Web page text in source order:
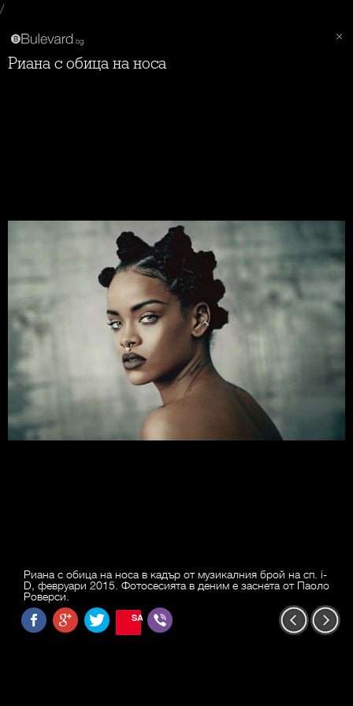
/
Риана с обица на носа
Риана с обица на носа в кадър от музикалния брой на сп. i-
D, февруари 2015. Фотосесията в деним е заснета от Паоло
Роверси.
SAVE